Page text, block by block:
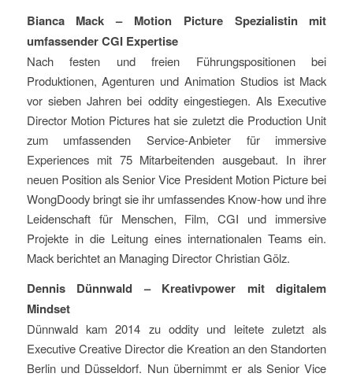
Bianca Mack – Motion Picture Spezialistin mit
umfassender CGI Expertise
Nach festen und freien Führungspositionen bei
Produktionen, Agenturen und Animation Studios ist Mack
vor sieben Jahren bei oddity eingestiegen. Als Executive
Director Motion Pictures hat sie zuletzt die Production Unit
zum umfassenden Service-Anbieter für immersive
Experiences mit 75 Mitarbeitenden ausgebaut. In ihrer
neuen Position als Senior Vice President Motion Picture bei
WongDoody bringt sie ihr umfassendes Know-how und ihre
Leidenschaft für Menschen, Film, CGI und immersive
Projekte in die Leitung eines internationalen Teams ein.
Mack berichtet an Managing Director Christian Gölz.
Dennis Dünnwald – Kreativpower mit digitalem
Mindset
Dünnwald kam 2014 zu oddity und leitete zuletzt als
Executive Creative Director die Kreation an den Standorten
Berlin und Düsseldorf. Nun übernimmt er als Senior Vice